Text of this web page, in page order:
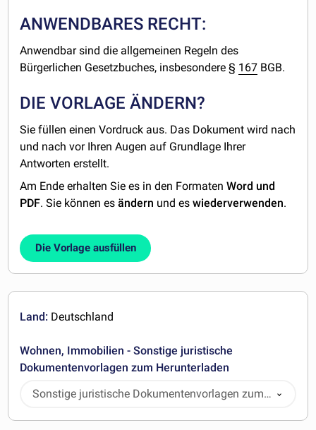
ANWENDBARES RECHT:
Anwendbar sind die allgemeinen Regeln des
Bürgerlichen Gesetzbuches, insbesondere § 167 BGB.
DIE VORLAGE ÄNDERN?
Sie füllen einen Vordruck aus. Das Dokument wird nach
und nach vor Ihren Augen auf Grundlage Ihrer
Antworten erstellt.
Am Ende erhalten Sie es in den FormatenWord und
PDF. Sie können esändern und eswiederverwenden.
Die Vorlage ausfüllen
Land: Deutschland
Wohnen, Immobilien - Sonstige juristische
Dokumentenvorlagen zum Herunterladen
Sonstige juristische Dokumentenvorlagen zum
Herunterladen